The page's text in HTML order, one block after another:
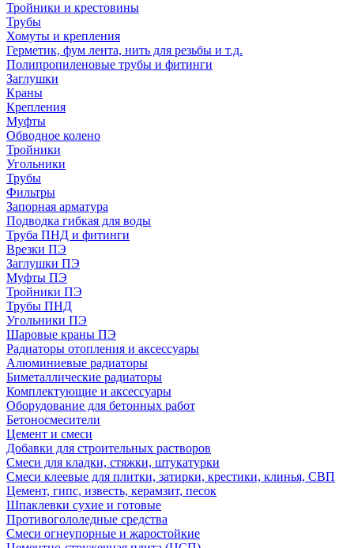
Тройники и крестовины
Трубы
Хомуты и крепления
Герметик, фум лента, нить для резьбы и т.д.
Полипропиленовые трубы и фитинги
Заглушки
Краны
Крепления
Муфты
Обводное колено
Тройники
Угольники
Трубы
Фильтры
Запорная арматура
Подводка гибкая для воды
Труба ПНД и фитинги
Врезки ПЭ
Заглушки ПЭ
Муфты ПЭ
Тройники ПЭ
Трубы ПНД
Угольники ПЭ
Шаровые краны ПЭ
Радиаторы отопления и аксессуары
Алюминиевые радиаторы
Биметаллические радиаторы
Комплектующие и аксессуары
Оборудование для бетонных работ
Бетоносмесители
Цемент и смеси
Добавки для строительных растворов
Смеси для кладки, стяжки, штукатурки
Смеси клеевые для плитки, затирки, крестики, клинья, СВП
Цемент, гипс, известь, керамзит, песок
Шпаклевки сухие и готовые
Противогололедные средства
Смеси огнеупорные и жаростойкие